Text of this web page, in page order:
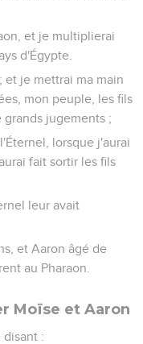
et je multiplierai
d'Égypte.
et je mettrai ma main
mon peuple, les fils
grands jugements ;
lorsque j'aurai
fait sortir les fils
leur avait
et Aaron âgé de
au Pharaon.
Moïse et Aaron
disant :